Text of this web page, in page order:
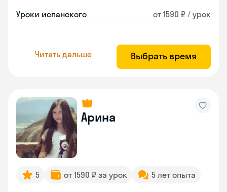
Уроки испанского от 1590 ₽ / урок
Читать дальше Выбрать время
Арина
5 от 1590 ₽ за урок 5 лет опыта